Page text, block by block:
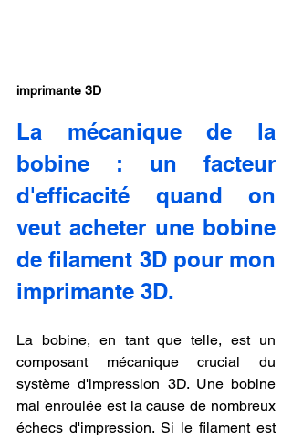
imprimante 3D
La mécanique de la
bobine : un facteur
d'efficacité quand on
veut acheter une bobine
de filament 3D pour mon
imprimante 3D.
La bobine, en tant que telle, est un
composant mécanique crucial du
système d'impression 3D. Une bobine
mal enroulée est la cause de nombreux
échecs d'impression. Si le filament est